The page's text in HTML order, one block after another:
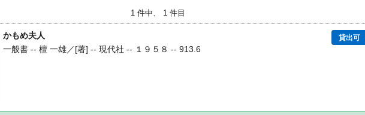
1 件中、 1 件目
かもめ夫人 貸出可
一般書 -- 檀 一雄／[著] -- 現代社 -- １９５８ -- 913.6